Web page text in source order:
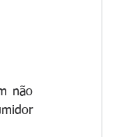
não